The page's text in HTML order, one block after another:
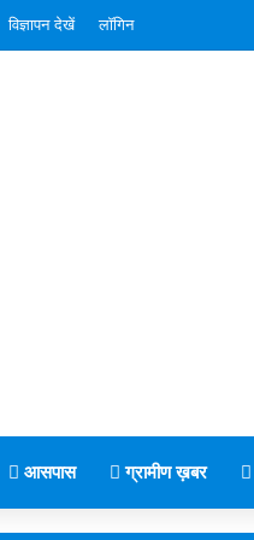
विज्ञापन देखें लॉगिन
आसपास ग्रामीण ख़बर